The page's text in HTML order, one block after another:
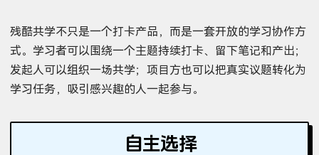
残酷共学不只是一个打卡产品，而是一套开放的学习协作方
式。学习者可以围绕一个主题持续打卡、留下笔记和产出；
发起人可以组织一场共学；项目方也可以把真实议题转化为
学习任务，吸引感兴趣的人一起参与。
自主选择